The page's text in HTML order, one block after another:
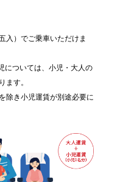
入）でご乗車いただけま
については、小児・大人の
す。
除き小児運賃が別途必要に